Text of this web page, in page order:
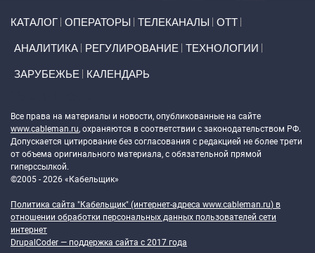
КАТАЛОГ ОПЕРАТОРЫ ТЕЛЕКАНАЛЫ ОТТ
АНАЛИТИКА РЕГУЛИРОВАНИЕ ТЕХНОЛОГИИ
ЗАРУБЕЖЬЕ КАЛЕНДАРЬ
Все права на материалы и новости, опубликованные на сайте
www.cableman.ru, охраняются в соответствии с законодательством РФ.
Допускается цитирование без согласования с редакцией не более трети
от объема оригинального материала, с обязательной прямой
гиперссылкой.
©2005 - 2026 «Кабельщик»
Политика сайта "Кабельщик" (интернет-адреса www.cableman.ru) в
отношении обработки персональных данных пользователей сети
интернет
DrupalCoder — поддержка сайта c 2017 года